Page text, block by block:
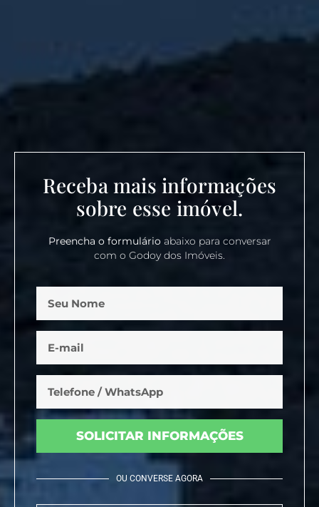
Receba mais informações
sobre esse imóvel.
Preencha o formulárioabaixo para conversar
com o Godoy dos Imóveis.
SOLICITAR INFORMAÇÕES
OU CONVERSE AGORA